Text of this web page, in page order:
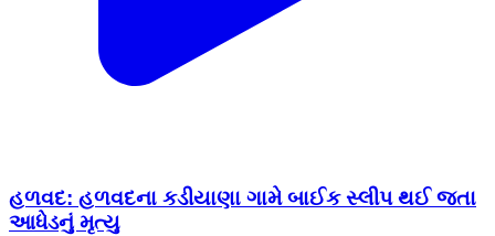
હળવદ: હળવદના કડીયાણા ગામે બાઈક સ્લીપ થઈ જતા
આધેડનું મૃત્યુ